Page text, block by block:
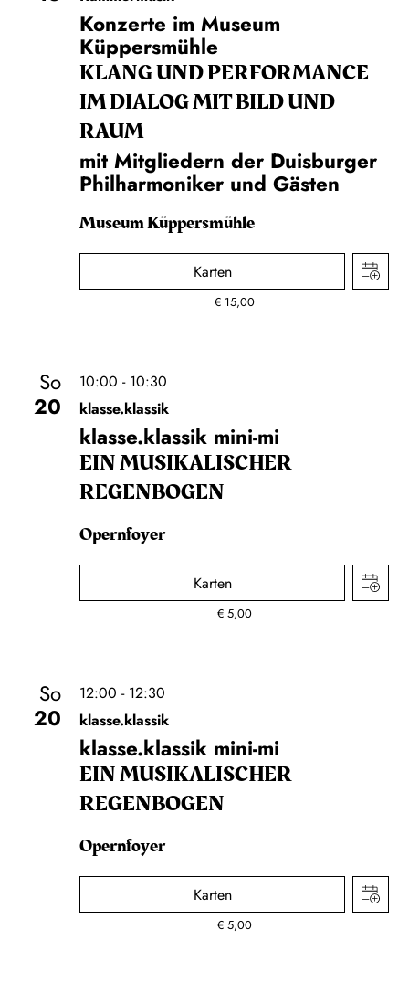
Konzerte im Museum
Küppersmühle
KLANG UND PERFORMANCE
IM DIALOG MIT BILD UND
RAUM
mit Mitgliedern der Duisburger
Philharmoniker und Gästen
Museum Küppersmühle
Karten
€ 15,00
So
20
10:00 - 10:30
klasse.klassik
klasse.klassik mini-mi
EIN MUSIKALISCHER
REGENBOGEN
Opernfoyer
Karten
€ 5,00
So
20
12:00 - 12:30
klasse.klassik
klasse.klassik mini-mi
EIN MUSIKALISCHER
REGENBOGEN
Opernfoyer
Karten
€ 5,00